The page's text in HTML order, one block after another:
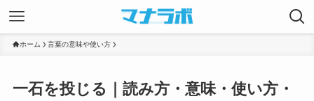
ホーム 言葉の意味や使い方
一石を投じる｜読み方・意味・使い方・